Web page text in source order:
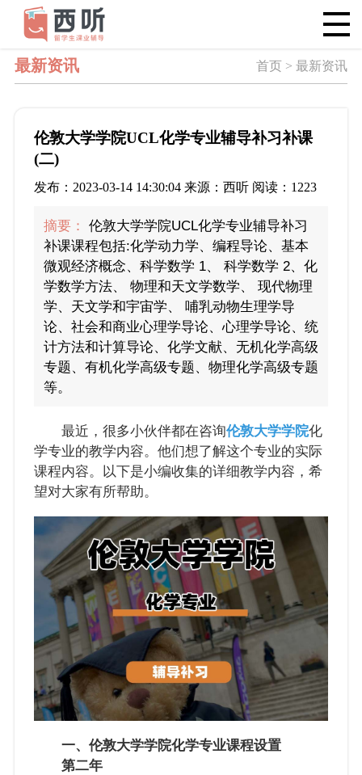
最新资讯 首页 > 最新资讯
伦敦大学学院UCL化学专业辅导补习补课
(二)
发布：2023-03-14 14:30:04 来源：西听 阅读：1223
摘要：
伦敦大学学院UCL化学专业辅导补习
补课课程包括:化学动力学、编程导论、基本
微观经济概念、科学数学 1、 科学数学 2、化
学数学方法、 物理和天文学数学、 现代物理
学、天文学和宇宙学、 哺乳动物生理学导
论、社会和商业心理学导论、心理学导论、统
计方法和计算导论、化学文献、无机化学高级
专题、有机化学高级专题、物理化学高级专题
等。
最近，很多小伙伴都在咨询伦敦大学学院化
学专业的教学内容。他们想了解这个专业的实际
课程内容。以下是小编收集的详细教学内容，希
望对大家有所帮助。
一、伦敦大学学院化学专业课程设置
第二年